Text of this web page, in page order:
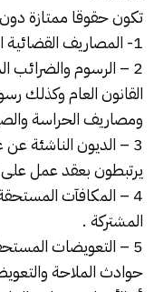
تكون حقوقا ممتازة
1- المصاريف القضائية التى أنفقت لبيع السفينة وتوزيع ثمنها .
2 – الرسوم
القانون العام وكذلك
ومصاريف الحراسة
3 – الديون الناشئة
يرتبطون بعقد عمل على
4 – المكافآت
المشتركة .
5 – التعويضات
حوادث الملاحة